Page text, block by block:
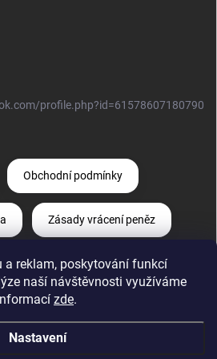
a reklam, poskytování funkcí
naší návštěvnosti využíváme
zde.
Nastavení
profile.php?id=61578607180790
Obchodní podmínky
Zásady vrácení peněz
osobních údajů
Reklamace